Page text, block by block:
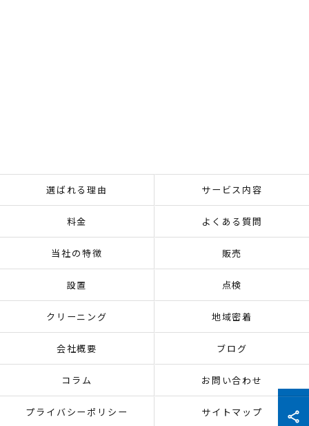
選ばれる理由 サービス内容
料金 よくある質問
当社の特徴 販売
設置 点検
クリーニング 地域密着
会社概要 ブログ
コラム お問い合わせ
プライバシーポリシー サイトマップ